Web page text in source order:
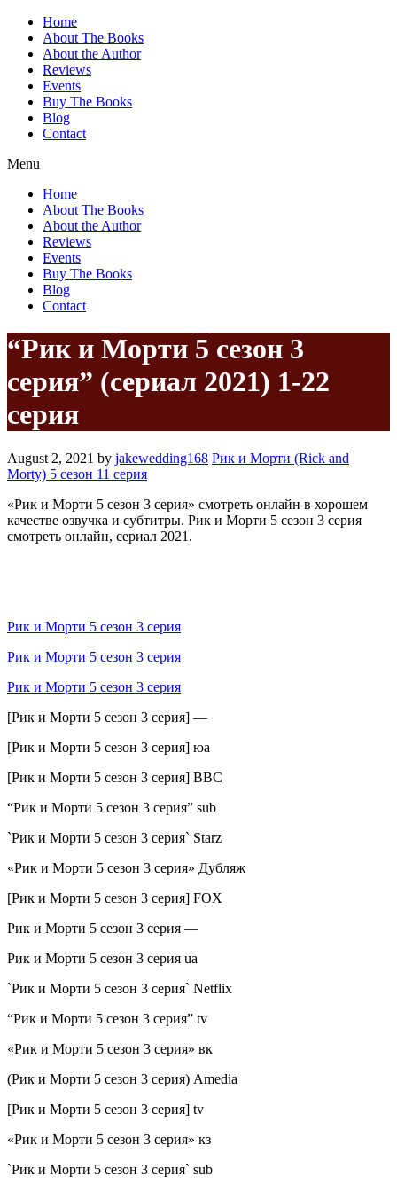
Home
About The Books
About the Author
Reviews
Events
Buy The Books
Blog
Contact
Menu
Home
About The Books
About the Author
Reviews
Events
Buy The Books
Blog
Contact
“Рик и Морти 5 сезон 3
серия” (сериал 2021) 1-22
серия
August 2, 2021 by jakewedding168 Рик и Морти (Rick and
Morty) 5 сезон 11 серия
«Рик и Морти 5 сезон 3 серия» смотреть онлайн в хорошем
качестве озвучка и субтитры. Рик и Морти 5 сезон 3 серия
смотреть онлайн, сериал 2021.
Рик и Морти 5 сезон 3 серия
Рик и Морти 5 сезон 3 серия
Рик и Морти 5 сезон 3 серия
[Рик и Морти 5 сезон 3 серия] —
[Рик и Морти 5 сезон 3 серия] юа
[Рик и Морти 5 сезон 3 серия] BBC
“Рик и Морти 5 сезон 3 серия” sub
`Рик и Морти 5 сезон 3 серия` Starz
«Рик и Морти 5 сезон 3 серия» Дубляж
[Рик и Морти 5 сезон 3 серия] FOX
Рик и Морти 5 сезон 3 серия —
Рик и Морти 5 сезон 3 серия ua
`Рик и Морти 5 сезон 3 серия` Netflix
“Рик и Морти 5 сезон 3 серия” tv
«Рик и Морти 5 сезон 3 серия» вк
(Рик и Морти 5 сезон 3 серия) Amedia
[Рик и Морти 5 сезон 3 серия] tv
«Рик и Морти 5 сезон 3 серия» кз
`Рик и Морти 5 сезон 3 серия` sub